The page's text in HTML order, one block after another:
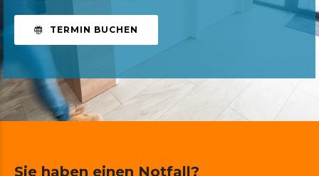
TERMIN BUCHEN
Sie haben einen Notfall?